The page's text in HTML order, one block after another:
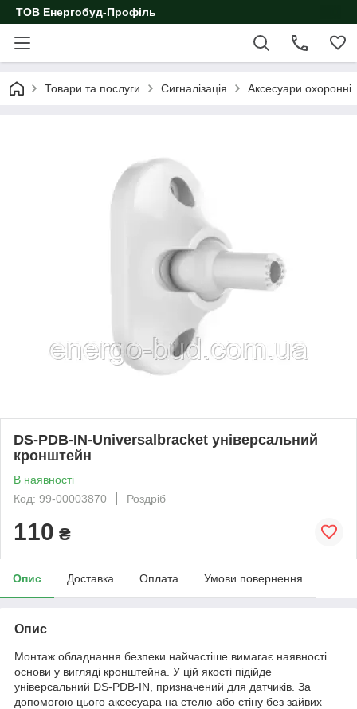
ТОВ Енергобуд-Профіль
Товари та послуги Сигналізація Аксесуари охоронні
DS-PDB-IN-Universalbracket універсальний
кронштейн
В наявності
Код: 99-00003870
Роздріб
110 ₴
Опис Доставка Оплата Умови повернення
Опис
Монтаж обладнання безпеки найчастіше вимагає наявності
основи у вигляді кронштейна. У цій якості підійде
універсальний DS-PDB-IN, призначений для датчиків. За
допомогою цього аксесуара на стелю або стіну без зайвих